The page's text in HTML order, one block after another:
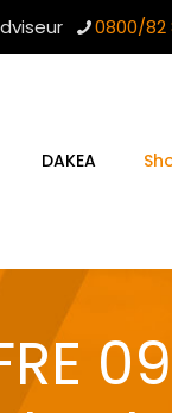
0800/82
DAKEA